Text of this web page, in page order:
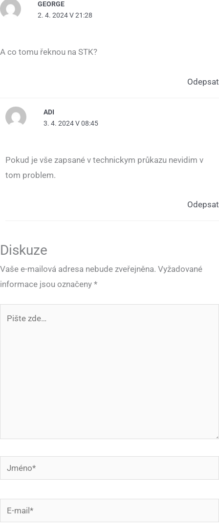
GEORGE
2. 4. 2024 V 21:28
A co tomu řeknou na STK?
Odepsat
ADI
3. 4. 2024 V 08:45
Pokud je vše zapsané v technickym průkazu nevidim v
tom problem.
Odepsat
Diskuze
Vaše e-mailová adresa nebude zveřejněna. Vyžadované
informace jsou označeny *
Jméno*
mail*